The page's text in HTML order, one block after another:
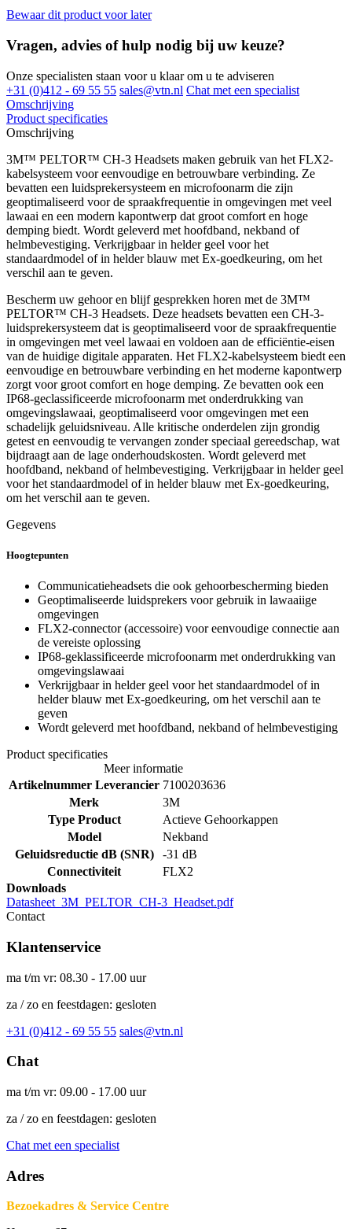
Bewaar dit product voor later
Vragen, advies of hulp nodig bij uw keuze?
Onze specialisten staan voor u klaar om u te adviseren
+31 (0)412 - 69 55 55 sales@vtn.nl Chat met een specialist
Omschrijving
Product specificaties
Omschrijving
3M™ PELTOR™ CH-3 Headsets maken gebruik van het FLX2-
kabelsysteem voor eenvoudige en betrouwbare verbinding. Ze
bevatten een luidsprekersysteem en microfoonarm die zijn
geoptimaliseerd voor de spraakfrequentie in omgevingen met veel
lawaai en een modern kapontwerp dat groot comfort en hoge
demping biedt. Wordt geleverd met hoofdband, nekband of
helmbevestiging. Verkrijgbaar in helder geel voor het
standaardmodel of in helder blauw met Ex-goedkeuring, om het
verschil aan te geven.
Bescherm uw gehoor en blijf gesprekken horen met de 3M™
PELTOR™ CH-3 Headsets. Deze headsets bevatten een CH-3-
luidsprekersysteem dat is geoptimaliseerd voor de spraakfrequentie
in omgevingen met veel lawaai en voldoen aan de efficiëntie-eisen
van de huidige digitale apparaten. Het FLX2-kabelsysteem biedt een
eenvoudige en betrouwbare verbinding en het moderne kapontwerp
zorgt voor groot comfort en hoge demping. Ze bevatten ook een
IP68-geclassificeerde microfoonarm met onderdrukking van
omgevingslawaai, geoptimaliseerd voor omgevingen met een
schadelijk geluidsniveau. Alle kritische onderdelen zijn grondig
getest en eenvoudig te vervangen zonder speciaal gereedschap, wat
bijdraagt aan de lage onderhoudskosten. Wordt geleverd met
hoofdband, nekband of helmbevestiging. Verkrijgbaar in helder geel
voor het standaardmodel of in helder blauw met Ex-goedkeuring,
om het verschil aan te geven.
Gegevens
Hoogtepunten
Communicatieheadsets die ook gehoorbescherming bieden
Geoptimaliseerde luidsprekers voor gebruik in lawaaiige
omgevingen
FLX2-connector (accessoire) voor eenvoudige connectie aan
de vereiste oplossing
IP68-geklassificeerde microfoonarm met onderdrukking van
omgevingslawaai
Verkrijgbaar in helder geel voor het standaardmodel of in
helder blauw met Ex-goedkeuring, om het verschil aan te
geven
Wordt geleverd met hoofdband, nekband of helmbevestiging
Product specificaties
Meer informatie
Artikelnummer Leverancier 7100203636
Merk
3M
Type Product
Actieve Gehoorkappen
Model
Nekband
Geluidsreductie dB (SNR)
-31 dB
Connectiviteit
FLX2
Downloads
Datasheet_3M_PELTOR_CH-3_Headset.pdf
Contact
Klantenservice
ma t/m vr: 08.30 - 17.00 uur
za / zo en feestdagen: gesloten
+31 (0)412 - 69 55 55 sales@vtn.nl
Chat
ma t/m vr: 09.00 - 17.00 uur
za / zo en feestdagen: gesloten
Chat met een specialist
Adres
Bezoekadres & Service Centre